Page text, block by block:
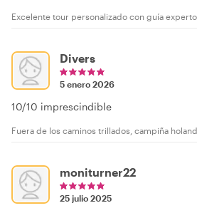
Excelente tour personalizado con guía
Divers
5 enero 2026
10/10 imprescindible
Fuera de los caminos trillados, campiña
moniturner22
25 julio 2025